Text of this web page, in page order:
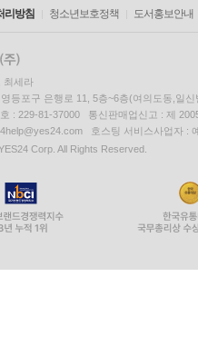
리방침 청소년보호정책 도서홍보안내
최세라
등포구 은행로 11, 5층~6층(여의도동,일신
: 229-81-37000 통신판매업신고 : 제
호스팅 서비스사업자 :
Corp. All Rights Reserved.